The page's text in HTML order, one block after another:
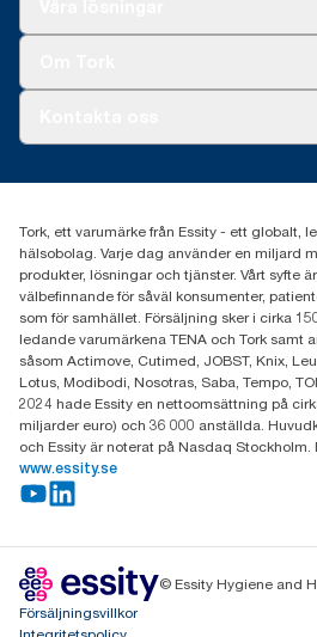
031-746 17 00
Tork, ett varumärke från Essity - ett globalt,
hälsobolag. Varje dag använder en miljard
produkter, lösningar och tjänster. Vårt syfte
välbefinnande för såväl konsumenter,
som för samhället. Försäljning sker i cirka
ledande varumärkena TENA och Tork samt
såsom Actimove, Cutimed, JOBST, Knix,
Lotus, Modibodi, Nosotras, Saba, Tempo,
2024 hade Essity en nettoomsättning på
miljarder euro) och 36 000 anställda.
och Essity är noterat på Nasdaq Stockholm.
www.essity.se
© Essity Hygiene and
Försäljningsvillkor